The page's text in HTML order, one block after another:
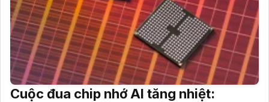
Cuộc đua chip nhớ AI tăng nhiệt: